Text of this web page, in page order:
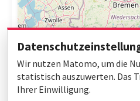
Wir nutzen Matomo, um die
statistisch auszuwerten. Das
Ihrer Einwilligung.